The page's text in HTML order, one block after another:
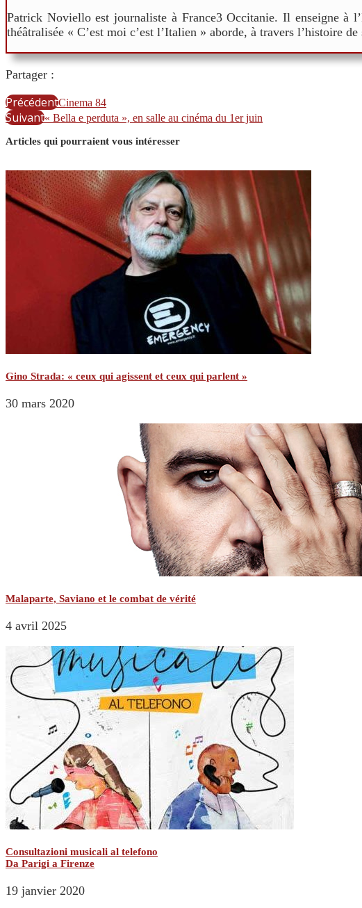
Patrick Noviello est journaliste à France3 Occitanie. Il enseigne à
théâtralisée « C’est moi c’est l’Italien » aborde, à travers l’histoire
Partager :
PrécédentCinema 84
Suivant« Bella e perduta », en salle au cinéma du 1er juin
Articles qui pourraient vous intéresser
Gino Strada: « ceux qui agissent et ceux qui parlent »
30 mars 2020
Malaparte, Saviano et le combat de vérité
4 avril 2025
Consultazioni musicali al telefono
Da Parigi a Firenze
19 janvier 2020